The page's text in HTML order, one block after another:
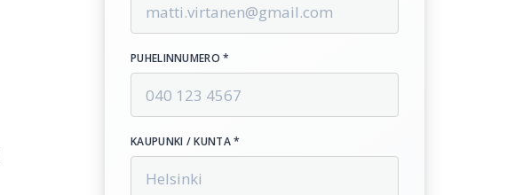
PUHELINNUMERO *
KAUPUNKI / KUNTA *